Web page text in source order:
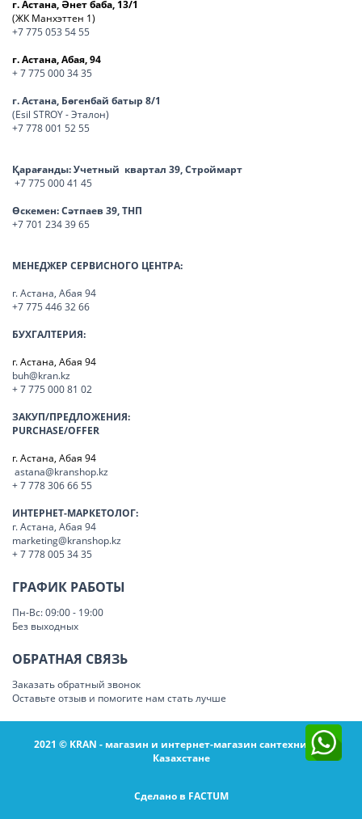
г. Астана, Әнет баба, 13/1
(ЖК Манхэттен 1)
+7 775 053 54 55
г. Астана, Абая, 94
+ 7 775 000 34 35
г. Астана, Бөгенбай батыр 8/1
(Esil STROY - Эталон)
+7 778 001 52 55
Қарағанды:Учетный квартал 39, Строймарт
+7 775 000 41 45
Өскемен:Сәтпаев 39, ТНП
+7 701 234 39 65
МЕНЕДЖЕР СЕРВИСНОГО ЦЕНТРА:
г. Астана, Абая 94
+7 775 446 32 66
БУХГАЛТЕРИЯ:
г. Астана, Абая 94
buh@kran.kz
+ 7 775 000 81 02
ЗАКУП/ПРЕДЛОЖЕНИЯ:
PURCHASE/OFFER
г. Астана, Абая 94
astana@kranshop.kz
+ 7 778 306 66 55
ИНТЕРНЕТ-МАРКЕТОЛОГ:
г. Астана, Абая 94
marketing@kranshop.kz
+ 7 778 005 34 35
ГРАФИК РАБОТЫ
Пн-Вс: 09:00 - 19:00
Без выходных
ОБРАТНАЯ СВЯЗЬ
Заказать обратный звонок
Оставьте отзыв и помогите нам стать лучше
2021 © KRAN - магазин и интернет-магазин сантехники в
Казахстане
Сделано в FACTUM